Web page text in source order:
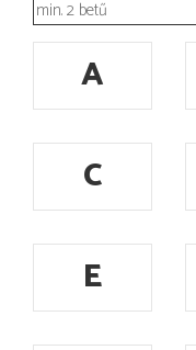
A
C
E